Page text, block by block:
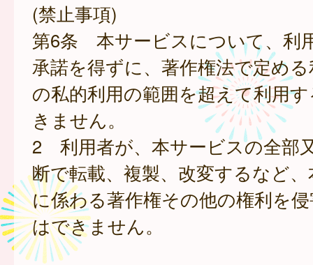
(禁止事項)
第6条 本サービスについて、利
承諾を得ずに、著作権法で定め
の私的利用の範囲を超えて利用
きません。
2 利用者が、本サービスの全部
断で転載、複製、改変するなど
に係わる著作権その他の権利を
はできません。